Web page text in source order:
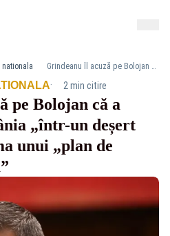
nationala Grindeanu îl acuză pe Bolojan că a transformat România „într-un deșert economic", în urma unui „plan de sărăcire națională”
· 2 min citire
pe Bolojan că a
„într-un deșert
unui „plan de